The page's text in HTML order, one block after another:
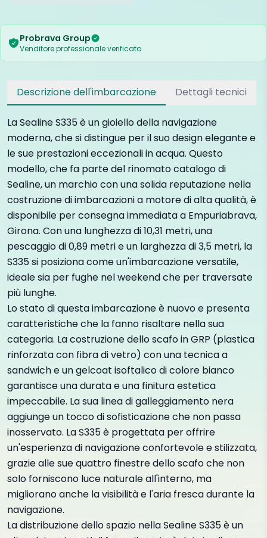
Probrava Group
Venditore professionale verificato
Descrizione dell'imbarcazione Dettagli tecnici
La Sealine S335 è un gioiello della navigazione
moderna, che si distingue per il suo design elegante e
le sue prestazioni eccezionali in acqua. Questo
modello, che fa parte del rinomato catalogo di
Sealine, un marchio con una solida reputazione nella
costruzione di imbarcazioni a motore di alta qualità, è
disponibile per consegna immediata a Empuriabrava,
Girona. Con una lunghezza di 10,31 metri, una
pescaggio di 0,89 metri e un larghezza di 3,5 metri, la
S335 si posiziona come un'imbarcazione versatile,
ideale sia per fughe nel weekend che per traversate
più lunghe.
Lo stato di questa imbarcazione è nuovo e presenta
caratteristiche che la fanno risaltare nella sua
categoria. La costruzione dello scafo in GRP (plastica
rinforzata con fibra di vetro) con una tecnica a
sandwich e un gelcoat isoftalico di colore bianco
garantisce una durata e una finitura estetica
impeccabile. La sua linea di galleggiamento nera
aggiunge un tocco di sofisticazione che non passa
inosservato. La S335 è progettata per offrire
un'esperienza di navigazione confortevole e stilizzata,
grazie alle sue quattro finestre dello scafo che non
solo forniscono luce naturale all'interno, ma
migliorano anche la visibilità e l'aria fresca durante la
navigazione.
La distribuzione dello spazio nella Sealine S335 è un